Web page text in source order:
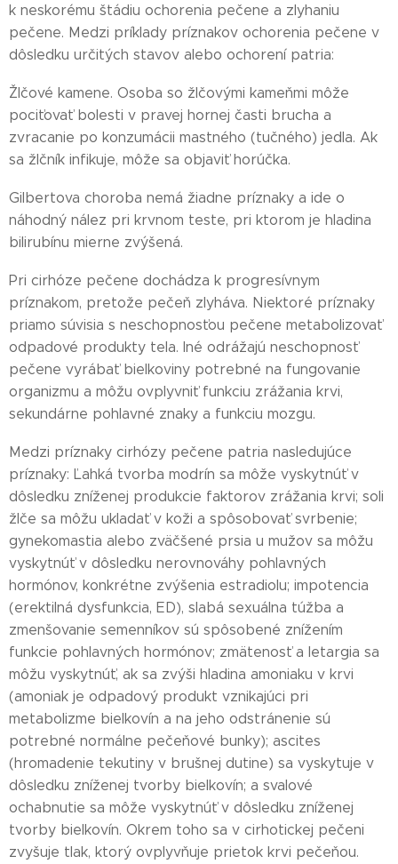
k neskorému štádiu ochorenia pečene a zlyhaniu
pečene. Medzi príklady príznakov ochorenia pečene v
dôsledku určitých stavov alebo ochorení patria:
Žlčové kamene. Osoba so žlčovými kameňmi môže
pociťovať bolesti v pravej hornej časti brucha a
zvracanie po konzumácii mastného (tučného) jedla. Ak
sa žlčník infikuje, môže sa objaviť horúčka.
Gilbertova choroba nemá žiadne príznaky a ide o
náhodný nález pri krvnom teste, pri ktorom je hladina
bilirubínu mierne zvýšená.
Pri cirhóze pečene dochádza k progresívnym
príznakom, pretože pečeň zlyháva. Niektoré príznaky
priamo súvisia s neschopnosťou pečene metabolizovať
odpadové produkty tela. Iné odrážajú neschopnosť
pečene vyrábať bielkoviny potrebné na fungovanie
organizmu a môžu ovplyvniť funkciu zrážania krvi,
sekundárne pohlavné znaky a funkciu mozgu.
Medzi príznaky cirhózy pečene patria nasledujúce
príznaky: Ľahká tvorba modrín sa môže vyskytnúť v
dôsledku zníženej produkcie faktorov zrážania krvi; soli
žlče sa môžu ukladať v koži a spôsobovať svrbenie;
gynekomastia alebo zväčšené prsia u mužov sa môžu
vyskytnúť v dôsledku nerovnováhy pohlavných
hormónov, konkrétne zvýšenia estradiolu; impotencia
(erektilná dysfunkcia, ED), slabá sexuálna túžba a
zmenšovanie semenníkov sú spôsobené znížením
funkcie pohlavných hormónov; zmätenosť a letargia sa
môžu vyskytnúť, ak sa zvýši hladina amoniaku v krvi
(amoniak je odpadový produkt vznikajúci pri
metabolizme bielkovín a na jeho odstránenie sú
potrebné normálne pečeňové bunky); ascites
(hromadenie tekutiny v brušnej dutine) sa vyskytuje v
dôsledku zníženej tvorby bielkovín; a svalové
ochabnutie sa môže vyskytnúť v dôsledku zníženej
tvorby bielkovín. Okrem toho sa v cirhotickej pečeni
zvyšuje tlak, ktorý ovplyvňuje prietok krvi pečeňou.